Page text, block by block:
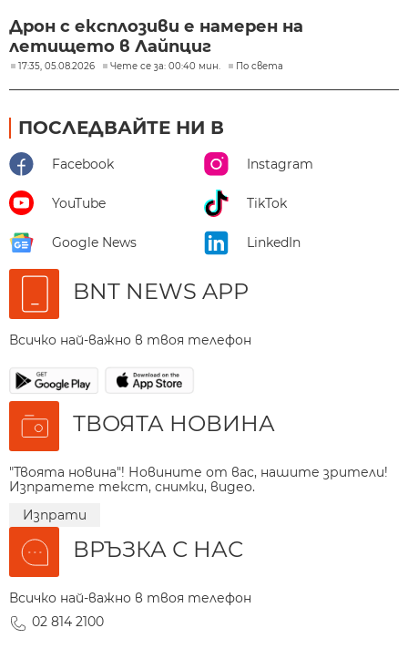
Дрон с експлозиви е намерен на
летището в Лайпциг
17:35, 05.08.2026 Чете се за: 00:40 мин. По света
ПОСЛЕДВАЙТЕ НИ В
Facebook Instagram
YouTube TikTok
Google News LinkedIn
BNT NEWS APP
Всичко най-важно в твоя телефон
ТВОЯТА НОВИНА
"Твоята новина"! Новините от вас, нашите зрители!
Изпратете текст, снимки, видео.
Изпрати
ВРЪЗКА С НАС
Всичко най-важно в твоя телефон
02 814 2100